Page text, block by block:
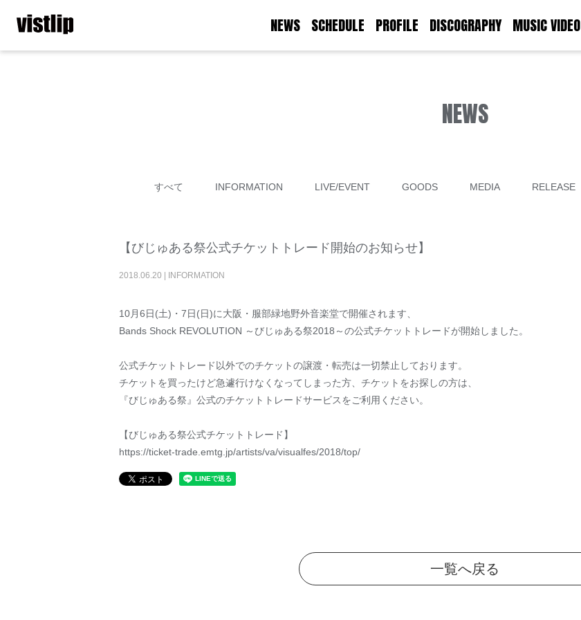
NEWS SCHEDULE PROFILE DISCOGRAPHY MUSIC VIDEO
NEWS
すべて INFORMATION LIVE/EVENT GOODS MEDIA RELEASE
【びじゅある祭公式チケットトレード開始のお知らせ】
2018.06.20 INFORMATION
10月6日(土)・7日(日)に大阪・服部緑地野外音楽堂で開催されます、
Bands Shock REVOLUTION ～びじゅある祭2018～の公式チケットトレードが開始しました。
公式チケットトレード以外でのチケットの譲渡・転売は一切禁止しております。
チケットを買ったけど急遽行けなくなってしまった方、チケットをお探しの方は、
『びじゅある祭』公式のチケットトレードサービスをご利用ください。
【びじゅある祭公式チケットトレード】
https://ticket-trade.emtg.jp/artists/va/visualfes/2018/top/
一覧へ戻る